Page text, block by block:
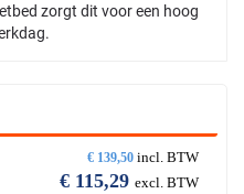
zorgt dit voor een hoog
€ 139,50 incl. BTW
€ 115,29 excl. BTW